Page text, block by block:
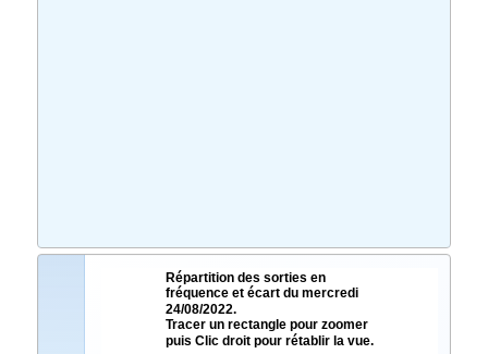
Répartition des sorties en
fréquence et écart du mercredi
24/08/2022.
Tracer un rectangle pour zoomer
puis Clic droit pour rétablir la vue.